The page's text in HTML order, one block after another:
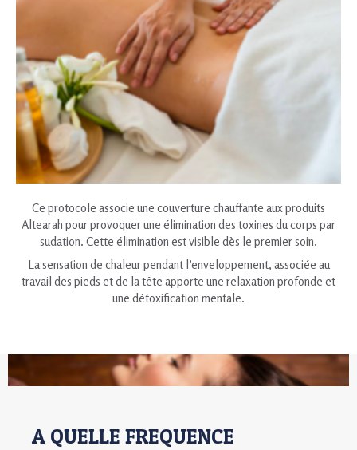
Ce protocole associe une couverture chauffante aux produits
Altearah pour provoquer une élimination des toxines du corps par
sudation. Cette élimination est visible dès le premier soin.
La sensation de chaleur pendant l’enveloppement, associée au
travail des pieds et de la tête apporte une relaxation profonde et
une détoxification mentale.
A QUELLE FREQUENCE